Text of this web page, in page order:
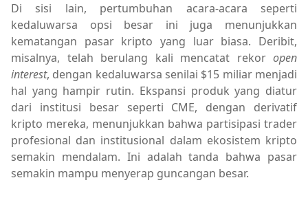
Di sisi lain, pertumbuhan acara-acara seperti
kedaluwarsa opsi besar ini juga menunjukkan
kematangan pasar kripto yang luar biasa. Deribit,
misalnya, telah berulang kali mencatat rekor open
interest, dengan kedaluwarsa senilai $15 miliar menjadi
hal yang hampir rutin. Ekspansi produk yang diatur
dari institusi besar seperti CME, dengan derivatif
kripto mereka, menunjukkan bahwa partisipasi trader
profesional dan institusional dalam ekosistem kripto
semakin mendalam. Ini adalah tanda bahwa pasar
semakin mampu menyerap guncangan besar.